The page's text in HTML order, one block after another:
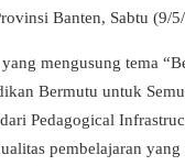
Banten, Sabtu (9/
mengusung tema
Bermutu untuk
Pedagogical
pembelajaran